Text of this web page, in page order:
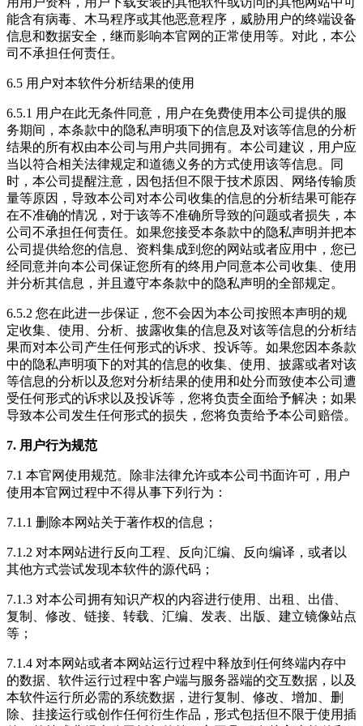
能含有病毒、木马程序或其他恶意程序，威胁用户的终端设备
信息和数据安全，继而影响本官网的正常使用等。对此，本公
司不承担任何责任。
6.5 用户对本软件分析结果的使用
6.5.1 用户在此无条件同意，用户在免费使用本公司提供的服
务期间，本条款中的隐私声明项下的信息及对该等信息的分析
结果的所有权由本公司与用户共同拥有。本公司建议，用户应
当以符合相关法律规定和道德义务的方式使用该等信息。同
时，本公司提醒注意，因包括但不限于技术原因、网络传输质
量等原因，导致本公司对本公司收集的信息的分析结果可能存
在不准确的情况，对于该等不准确所导致的问题或者损失，本
公司不承担任何责任。如果您接受本条款中的隐私声明并把本
公司提供给您的信息、资料集成到您的网站或者应用中，您已
经同意并向本公司保证您所有的终用户同意本公司收集、使用
并分析其信息，并且遵守本条款中的隐私声明的全部规定。
6.5.2 您在此进一步保证，您不会因为本公司按照本声明的规
定收集、使用、分析、披露收集的信息及对该等信息的分析结
果而对本公司产生任何形式的诉求、投诉等。如果您因本条款
中的隐私声明项下的对其的信息的收集、使用、披露或者对该
等信息的分析以及您对分析结果的使用和处分而致使本公司遭
受任何形式的诉求以及投诉等，您将负责全面给予解决；如果
导致本公司发生任何形式的损失，您将负责给予本公司赔偿。
7. 用户行为规范
7.1 本官网使用规范。除非法律允许或本公司书面许可，用户
使用本官网过程中不得从事下列行为：
7.1.1 删除本网站关于著作权的信息；
7.1.2 对本网站进行反向工程、反向汇编、反向编译，或者以
其他方式尝试发现本软件的源代码；
7.1.3 对本公司拥有知识产权的内容进行使用、出租、出借、
复制、修改、链接、转载、汇编、发表、出版、建立镜像站点
等；
7.1.4 对本网站或者本网站运行过程中释放到任何终端内存中
的数据、软件运行过程中客户端与服务器端的交互数据，以及
本软件运行所必需的系统数据，进行复制、修改、增加、删
除、挂接运行或创作任何衍生作品，形式包括但不限于使用插